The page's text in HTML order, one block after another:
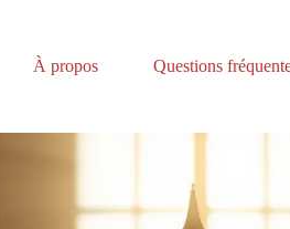
À propos Questions